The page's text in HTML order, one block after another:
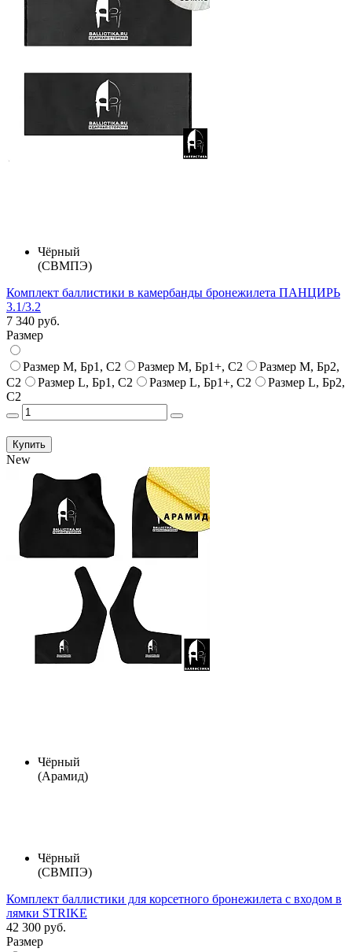
Чёрный
(СВМПЭ)
Комплект баллистики в камербанды бронежилета ПАНЦИРЬ
3.1/3.2
7 340 руб.
Размер
Размер M, Бр1, С2 Размер M, Бр1+, С2
Размер M, Бр2,
С2
Размер L, Бр1, С2 Размер L, Бр1+, С2
Размер L, Бр2,
С2
Купить
New
Чёрный
(Арамид)
Чёрный
(СВМПЭ)
Комплект баллистики для корсетного бронежилета с входом в
лямки STRIKE
42 300 руб.
Размер